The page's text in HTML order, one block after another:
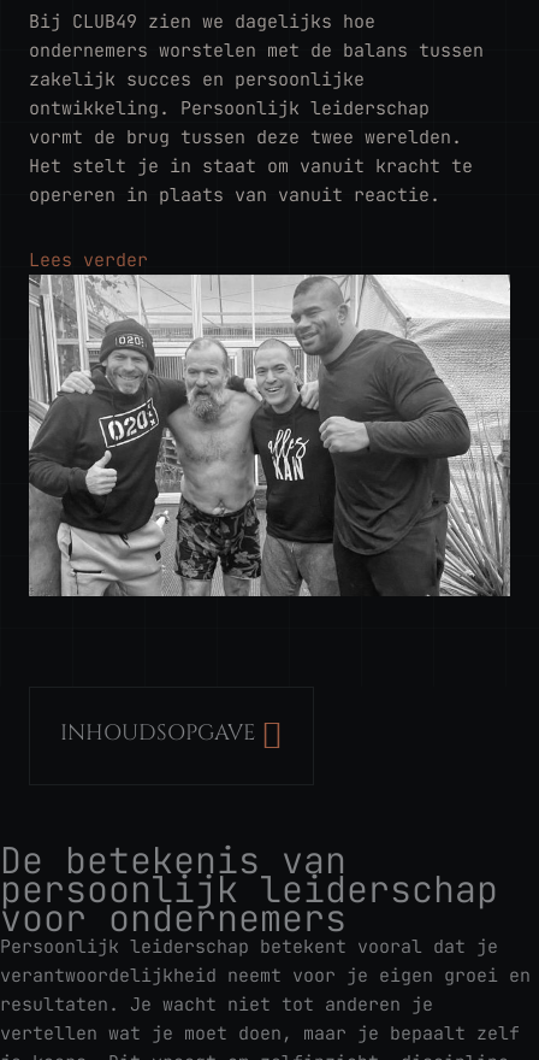
Bij CLUB49 zien we dagelijks hoe
ondernemers worstelen met de balans tussen
zakelijk succes en persoonlijke
ontwikkeling. Persoonlijk leiderschap
vormt de brug tussen deze twee werelden.
Het stelt je in staat om vanuit kracht te
opereren in plaats van vanuit reactie.
Lees verder
INHOUDSOPGAVE
De betekenis van
persoonlijk leiderschap
voor ondernemers
Persoonlijk leiderschap betekent vooral dat je
verantwoordelijkheid neemt voor je eigen groei en
resultaten. Je wacht niet tot anderen je
vertellen wat je moet doen, maar je bepaalt zelf